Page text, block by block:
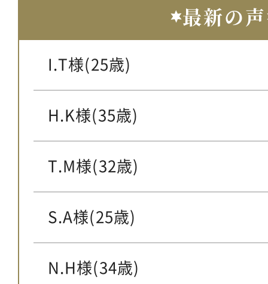
最新の声
I.T様(25歳)
H.K様(35歳)
T.M様(32歳)
S.A様(25歳)
N.H様(34歳)